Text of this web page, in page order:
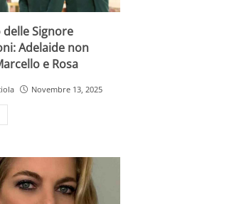
delle Signore
Adelaide non
e Rosa
Novembre 13, 2025